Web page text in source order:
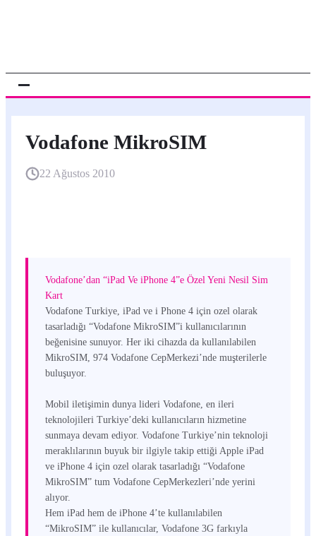
Vodafone MikroSIM
22 Ağustos 2010
Vodafone’dan “iPad Ve iPhone 4”e Özel Yeni Nesil Sim
Kart
Vodafone Turkiye, iPad ve i Phone 4 için ozel olarak
tasarladığı “Vodafone MikroSIM”i kullanıcılarının
beğenisine sunuyor. Her iki cihazda da kullanılabilen
MikroSIM, 974 Vodafone CepMerkezi’nde muşterilerle
buluşuyor.
Mobil iletişimin dunya lideri Vodafone, en ileri
teknolojileri Turkiye’deki kullanıcıların hizmetine
sunmaya devam ediyor. Vodafone Turkiye’nin teknoloji
meraklılarının buyuk bir ilgiyle takip ettiği Apple iPad
ve iPhone 4 için ozel olarak tasarladığı “Vodafone
MikroSIM” tum Vodafone CepMerkezleri’nde yerini
alıyor.
Hem iPad hem de iPhone 4’te kullanılabilen
“MikroSIM” ile kullanıcılar, Vodafone 3G farkıyla